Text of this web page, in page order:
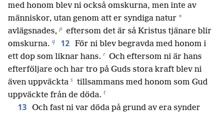
med honom blev ni också omskurna, men inte av
människor, utan genom att er syndiga natur *
avlägsnades, p eftersom det är så Kristus tjänare blir
omskurna. q 12 För ni blev begravda med honom i
ett dop som liknar hans. r Och eftersom ni är hans
efterföljare och har tro på Guds stora kraft blev ni
även uppväckta s tillsammans med honom som Gud
uppväckte från de döda. t
13 Och fast ni var döda på grund av era synder